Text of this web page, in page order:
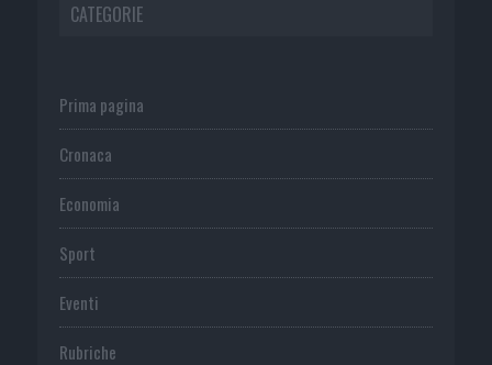
CATEGORIE
Prima pagina
Cronaca
Economia
Sport
Eventi
Rubriche